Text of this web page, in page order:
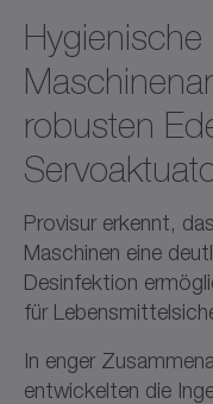
Hygienische
robusten
Provisur erkennt,
Maschinen eine
Desinfektion
für
In enger
entwickelten die